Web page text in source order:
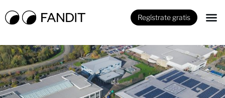
Regístrate gratis